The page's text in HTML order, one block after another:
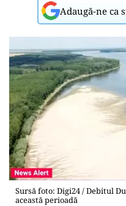
Adaugă-ne ca
Sursă foto: Digi24 / Debitul
această perioadă